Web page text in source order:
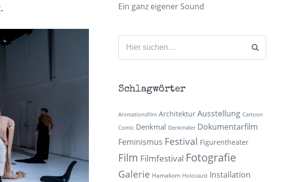
Ein ganz eigener Sound
Suchen
Schlagwörter
Animationsfilm Architektur Ausstellung Cartoon
Comic Denkmal Denkmäler Dokumentarfilm
Feminismus Festival Figurentheater
Film Filmfestival Fotografie
Galerie Hamakom Holocaust Installation